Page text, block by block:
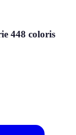
448 coloris